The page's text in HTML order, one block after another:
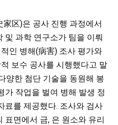
区)은 공사 진행 과정에서
및 과학 연구소가 팀을 이뤄
인 병해(病害) 조사 평가와
보수 공사를 시행했다고 말
양한 첨단 기술을 동원해 봉
가 작업을 벌여 병해 발생 정
료를 제공했다. 조사와 검사
표면에서 금, 은 원소와 유리